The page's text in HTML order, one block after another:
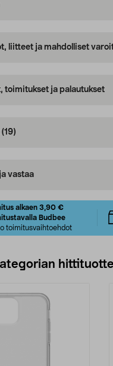
liitteet ja mahdolliset
toimitukset ja palautukset
(19)
vastaa
alkaen 3,90 €
Budbee
toimitusvaihtoehdot